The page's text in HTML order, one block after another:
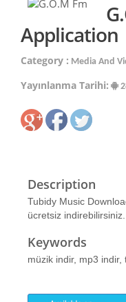
Application
Category : Media And
Yayınlanma Tarihi:
Description
Tubidy Music
ücretsiz indirebilirsiniz.
Keywords
müzik indir, mp3